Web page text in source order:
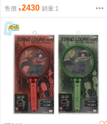
售價 2430 銷量:1